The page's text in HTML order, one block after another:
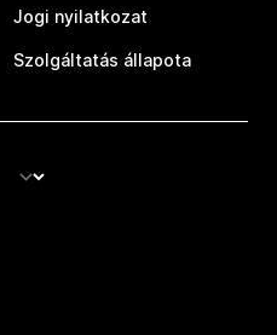
Jogi nyilatkozat
Szolgáltatás állapota